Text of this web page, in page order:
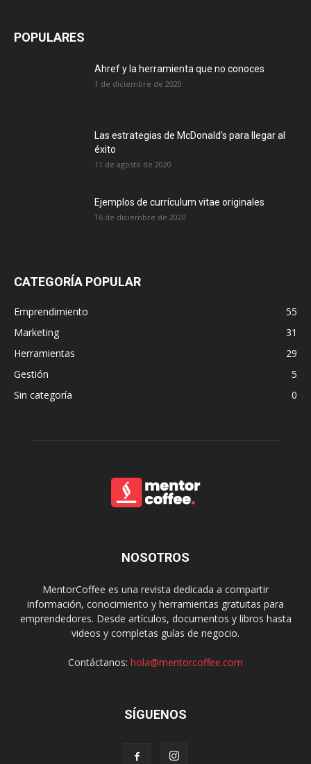
POPULARES
Ahref y la herramienta que no conoces
1 de diciembre de 2020
Las estrategias de McDonald’s para llegar al
éxito
11 de agosto de 2020
Ejemplos de currículum vitae originales
16 de diciembre de 2020
CATEGORÍA POPULAR
Emprendimiento
55
Marketing
31
Herramientas
29
Gestión
5
Sin categoría
0
NOSOTROS
MentorCoffee es una revista dedicada a compartir
información, conocimiento y herramientas gratuitas para
emprendedores. Desde artículos, documentos y libros hasta
videos y completas guías de negocio.
Contáctanos: hola@mentorcoffee.com
SÍGUENOS